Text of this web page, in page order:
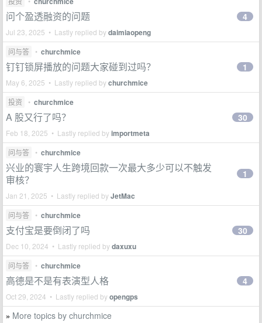
问个盈透融资的问题
Jul 23, 2025 • Lastly replied bydaimiaopeng
4
问与答 • churchmice
钉钉锁屏播放的问题大家碰到过吗？
May 6, 2025 • Lastly replied bychurchmice
1
投资 • churchmice
A 股又行了吗？
Feb 18, 2025 • Lastly replied byimportmeta
30
问与答 • churchmice
兴业的寰宇人生跨境回款一次最大多少可以不触发
审核？
Jan 21, 2025 • Lastly replied byJetMac
1
问与答 • churchmice
支付宝是要倒闭了吗
Dec 10, 2024 • Lastly replied bydaxuxu
30
问与答 • churchmice
高德是不是有表演型人格
Oct 29, 2024 • Lastly replied byopengps
4
» More topics by churchmice